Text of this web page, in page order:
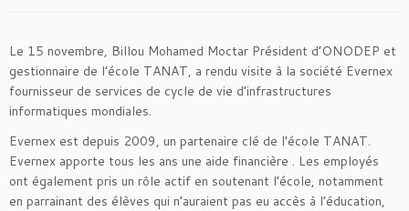
Le 15 novembre, Billou Mohamed Moctar Président d’ONODEP et
gestionnaire de l’école TANAT, a rendu visite à la société Evernex
fournisseur de services de cycle de vie d’infrastructures
informatiques mondiales.
Evernex est depuis 2009, un partenaire clé de l’école TANAT.
Evernex apporte tous les ans une aide financière . Les employés
ont également pris un rôle actif en soutenant l’école, notamment
en parrainant des élèves qui n’auraient pas eu accès à l’éducation,